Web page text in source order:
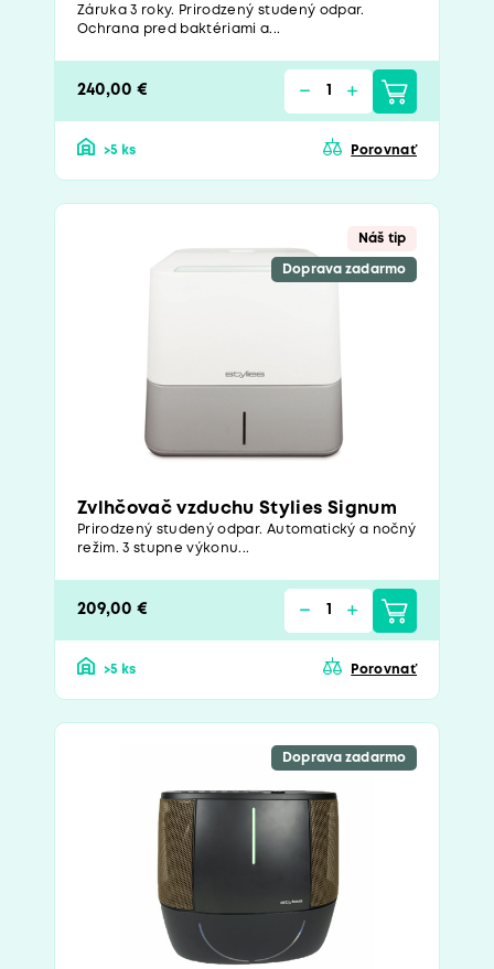
Záruka 3 roky. Prirodzený studený odpar.
Ochrana pred baktériami a...
240,00 €
>5 ks Porovnať
Náš tip
Doprava zadarmo
Zvlhčovač vzduchu Stylies Signum
Prirodzený studený odpar. Automatický a nočný
režim. 3 stupne výkonu...
209,00 €
>5 ks Porovnať
Doprava zadarmo